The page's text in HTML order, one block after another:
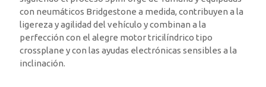
con neumáticos Bridgestone a medida, contribuyen a la
ligereza y agilidad del vehículo y combinan a la
perfección con el alegre motor tricilíndrico tipo
crossplane y con las ayudas electrónicas sensibles a la
inclinación.